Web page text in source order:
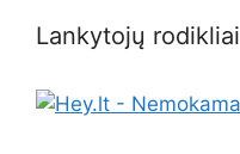
Lankytojų rodikliai